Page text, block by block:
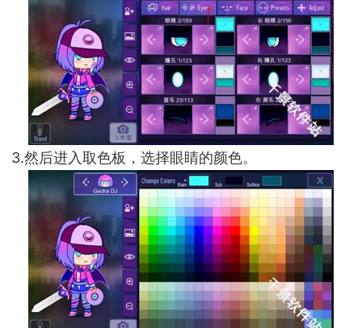
3.然后进入取色板，选择眼睛的颜色。